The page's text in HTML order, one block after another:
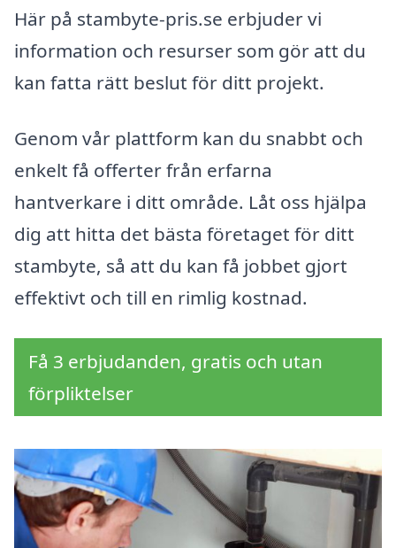
Här på stambyte-pris.se erbjuder vi
information och resurser som gör att du
kan fatta rätt beslut för ditt projekt.
Genom vår plattform kan du snabbt och
enkelt få offerter från erfarna
hantverkare i ditt område. Låt oss hjälpa
dig att hitta det bästa företaget för ditt
stambyte, så att du kan få jobbet gjort
effektivt och till en rimlig kostnad.
Få 3 erbjudanden, gratis och utan
förpliktelser